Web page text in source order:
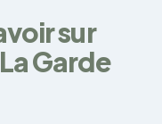
sur
Garde